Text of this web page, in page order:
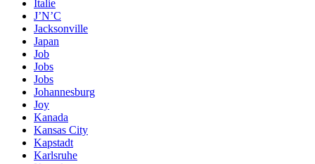
Italie
J’N’C
Jacksonville
Japan
Job
Jobs
Jobs
Johannesburg
Joy
Kanada
Kansas City
Kapstadt
Karlsruhe